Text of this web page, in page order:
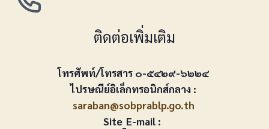
ติดต่อเพิ่มเติม
โทรศัพท์/โทรสาร ๐-๕๔๒๙-๖๒๒๔
ไปรษณีย์อิเล็กทรอนิกส์กลาง :
saraban@sobprablp.go.th
Site_E-mail :